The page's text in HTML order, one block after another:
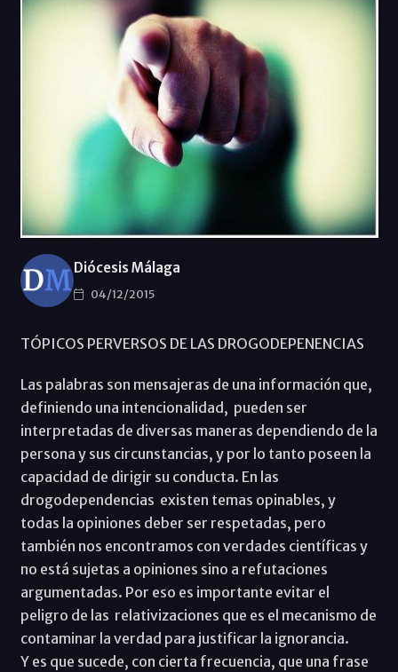
Diócesis Málaga
04/12/2015
TÓPICOS PERVERSOS DE LAS DROGODEPENENCIAS
Las palabras son mensajeras de una información que,
definiendo una intencionalidad, pueden ser
interpretadas de diversas maneras dependiendo de la
persona y sus circunstancias, y por lo tanto poseen la
capacidad de dirigir su conducta. En las
drogodependencias existen temas opinables, y
todas la opiniones deber ser respetadas, pero
también nos encontramos con verdades científicas y
no está sujetas a opiniones sino a refutaciones
argumentadas. Por eso es importante evitar el
peligro de las relativizaciones que es el mecanismo de
contaminar la verdad para justificar la ignorancia.
Y es que sucede, con cierta frecuencia, que una frase